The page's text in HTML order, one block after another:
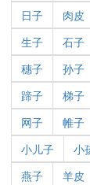
日子
肉皮
生子
石子
穗子
孙子
蹄子
梯子
网子
帷子
小儿子
小
燕子
羊皮